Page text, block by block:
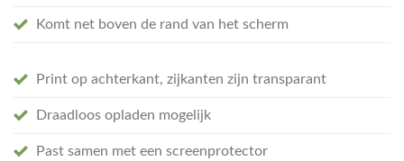
Komt net boven de rand van het scherm
Print op achterkant, zijkanten zijn transparant
Draadloos opladen mogelijk
Past samen met een screenprotector